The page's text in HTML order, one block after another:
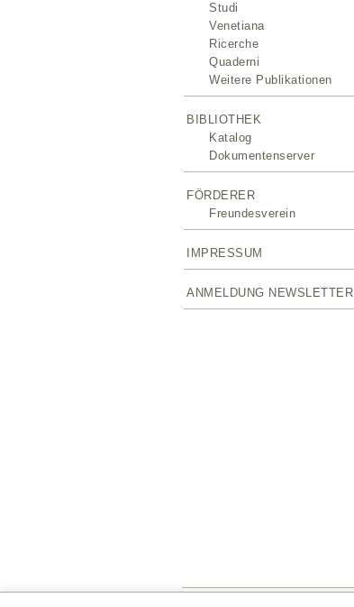
Studi
Venetiana
Ricerche
Quaderni
Weitere Publikationen
BIBLIOTHEK
Katalog
Dokumentenserver
FÖRDERER
Freundesverein
IMPRESSUM
ANMELDUNG NEWSLETTER